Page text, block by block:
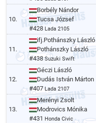
10.
Borbély Nándor
Tucsa József
#428 Lada 2105
11.
ifj.Pothánszky László
Pothánszky László
#438Suzuki Swift
12.
Géczi László
Dudás István Márton
#407Lada 2107
13.
Merényi Zsolt
Modrovics Mónika
#431 Honda Civic